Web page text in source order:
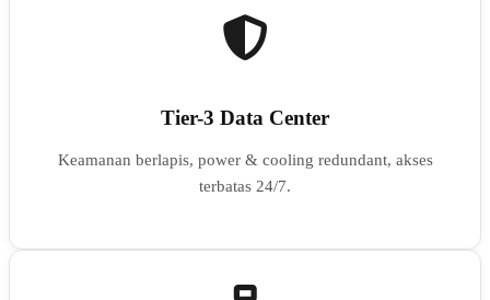
Tier-3 Data Center
Keamanan berlapis, power & cooling redundant, akses
terbatas 24/7.